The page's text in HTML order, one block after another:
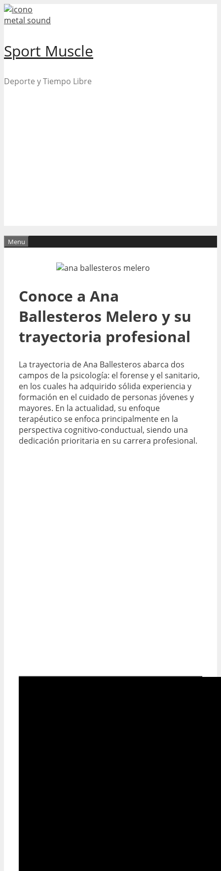
Skip
to
Sport Muscle
Deporte y Tiempo Libre
Menu
Conoce a Ana
Ballesteros Melero y su
trayectoria profesional
La trayectoria de Ana Ballesteros abarca dos
campos de la psicología: el forense y el sanitario,
en los cuales ha adquirido sólida experiencia y
formación en el cuidado de personas jóvenes y
mayores. En la actualidad, su enfoque
terapéutico se enfoca principalmente en la
perspectiva cognitivo-conductual, siendo una
dedicación prioritaria en su carrera profesional.